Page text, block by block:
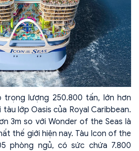
trọng lượng 250.800 tấn, lớn hơn
lớp Oasis của Royal Caribbean.
3m so với Wonder of the Seas là
thế giới hiện nay. Tàu Icon of the
phòng ngủ, có sức chứa 7.800